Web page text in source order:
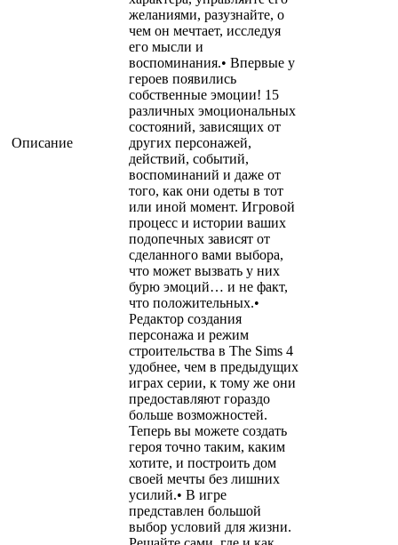
Описание
желаниями, разузнайте, о
чем он мечтает, исследуя
его мысли и
воспоминания.• Впервые у
героев появились
собственные эмоции! 15
различных эмоциональных
состояний, зависящих от
других персонажей,
действий, событий,
воспоминаний и даже от
того, как они одеты в тот
или иной момент. Игровой
процесс и истории ваших
подопечных зависят от
сделанного вами выбора,
что может вызвать у них
бурю эмоций… и не факт,
что положительных.•
Редактор создания
персонажа и режим
строительства в The Sims 4
удобнее, чем в предыдущих
играх серии, к тому же они
предоставляют гораздо
больше возможностей.
Теперь вы можете создать
героя точно таким, каким
хотите, и построить дом
своей мечты без лишних
усилий.• В игре
представлен большой
выбор условий для жизни.